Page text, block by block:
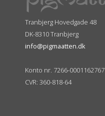
Tranbjerg Hovedgade 48
DK-8310 Tranbjerg
info@pigmaatten.dk
Konto nr. 7266-0001162767
CVR: 360-818-64